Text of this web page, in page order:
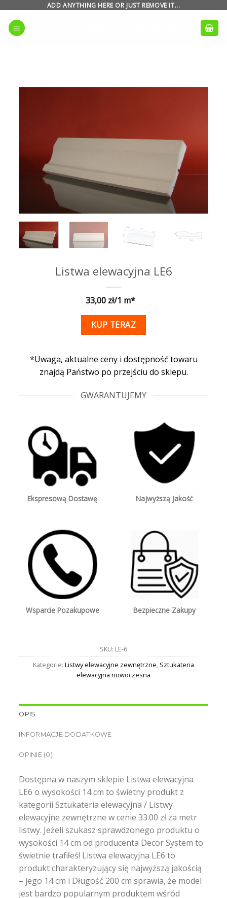
content
ADD ANYTHING HERE OR JUST REMOVE IT...
NAELEWACJE.PL
Listwa elewacyjna LE6
33,00
KUP TERAZ
*Uwaga, aktualne ceny i dostępność towaru
znajdą Państwo po przejściu do sklepu.
GWARANTUJEMY
Ekspresową Dostawę Najwyższą Jakość
Wsparcie Pozakupowe Bezpieczne Zakupy
SKU: LE-6
Kategorie: Listwy elewacyjne zewnętrzne, Sztukateria
elewacyjna nowoczesna
OPIS
INFORMACJE DODATKOWE
OPINIE (0)
Dostępna w naszym sklepie Listwa elewacyjna
LE6 o wysokości 14 cm to świetny produkt z
kategorii Sztukateria elewacyjna / Listwy
elewacyjne zewnętrzne w cenie 33.00 zł za metr
listwy. Jeżeli szukasz sprawdzonego produktu o
wysokości 14 cm od producenta Decor System to
świetnie trafiłeś! Listwa elewacyjna LE6 to
produkt charakteryzujący się najwyższą jakością
– jego 14 cm i Długość 200 cm sprawia, że model
jest bardzo popularnym produktem wśród